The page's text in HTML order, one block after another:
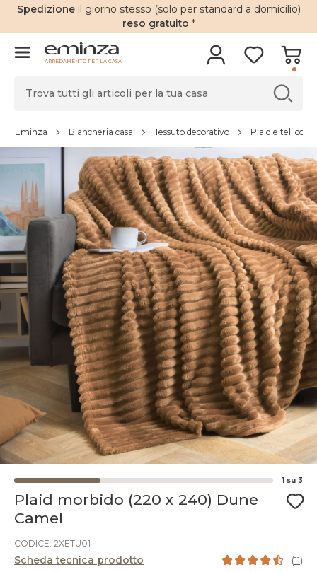
Spedizione il giorno stesso (solo per standard a domicilio)
reso gratuito *
ARREDAMENTO PER LA CASA
Eminza Biancheria casa Tessuto decorativo Plaid e teli
1 su 3
Plaid morbido (220 x 240) Dune
Camel
CODICE: 2XETU01
Scheda tecnica prodotto (11)